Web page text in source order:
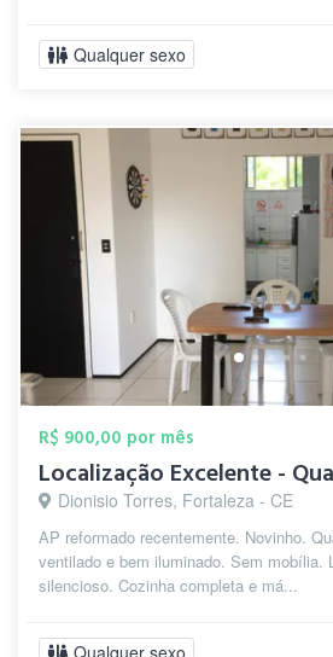
Qualquer sexo
R$ 900,00 por mês
Localização Excelente -
Dionisio Torres, Fortaleza - CE
AP reformado recentemente. Novinho.
ventilado e bem iluminado. Sem mobília.
silencioso. Cozinha completa e má...
Qualquer sexo